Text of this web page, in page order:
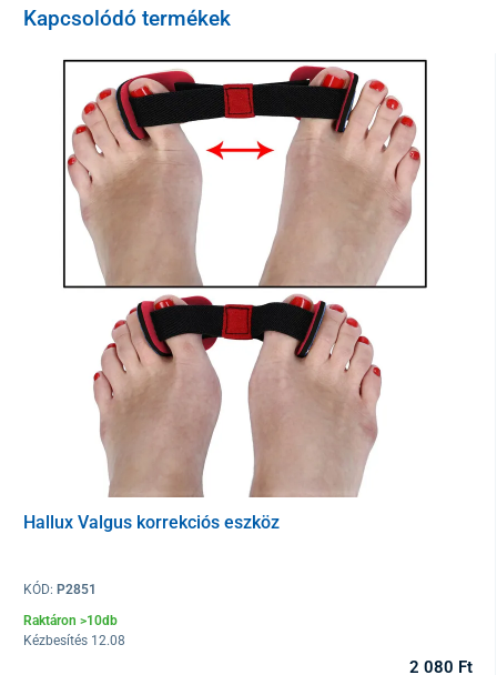
A szilikonból készült védő és korrigáló a halluxra
segédeszköz oldalsó része védi a nagylábujj területén lévő
csontos kiemelkedést a dörzsöléstől, a belső rész pedig a
nagylábujj és a lábujjak közötti helyen helyezkedik el, mint a
kiegyenesítő a kifelé görbült nagylábujj számára.
A halluxra készült gélvédő és korrigáló háló könnyen tisztítható és
hosszú élettartamú. A szilikon anyag rugalmassága lehetővé
teszi kényelmes viseletét különböző lábméretek esetén.
A védő univerzális, jobb és bal lábra is.
Anyag
szilikon
Csomagolás
1 darab
Kapcsolódó termékek
Hallux Valgus korrekciós eszköz
KÓD: P2851
Raktáron >10db
Kézbesítés 12.08
2 080 Ft